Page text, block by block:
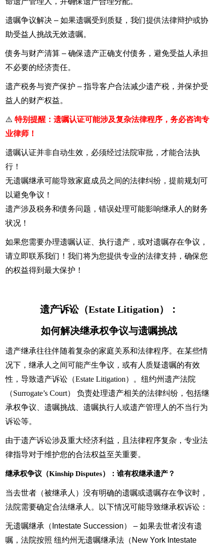
遗嘱争议解决 – 如果遗嘱受到质疑，我们提供法律辩护或协
助受益人挑战无效遗嘱。
债务与财产清算 – 确保遗产正确支付债务，避免受益人承担
不必要的经济责任。
遗产税务与资产保护 – 指导客户合法减少遗产税，并保护受
益人的财产权益。
⚠ ️ 特别提醒：遗嘱认证可能涉及复杂法律程序，务必咨询专
业律师！
遗嘱认证并非自动生效，必须经过法院审批，才能合法执
行！
无遗嘱继承可能导致家庭成员之间的法律纠纷，提前规划可
以避免争议！
遗产涉及税务和债务问题，错误处理可能影响继承人的财务
状况！
如果您需要办理遗嘱认证、执行遗产，或对遗嘱存在争议，
请立即联系我们！我们将为您提供专业的法律支持，确保您
的权益得到最大保护！
遗产诉讼（Estate Litigation）：
如何解决继承权争议与遗嘱挑战
遗产继承往往伴随着复杂的家庭关系和法律程序。在某些情
况下，继承人之间可能产生争议，或有人质疑遗嘱的有效
性，导致遗产诉讼（Estate Litigation）。纽约州遗产法院
（Surrogate’s Court） 负责处理遗产相关的法律纠纷，包括继
承权争议、遗嘱挑战、遗嘱执行人或遗产管理人的不当行为
诉讼等。
由于遗产诉讼涉及重大经济利益，且法律程序复杂，专业法
律指导对于维护您的合法权益至关重要。
继承权争议（Kinship Disputes）：谁有权继承遗产？
当去世者（被继承人）没有明确的遗嘱或遗嘱存在争议时，
法院需要确定合法继承人。以下情况可能导致继承权诉讼：
无遗嘱继承（Intestate Succession） – 如果去世者没有遗
嘱，法院按照 纽约州无遗嘱继承法（New York Intestate